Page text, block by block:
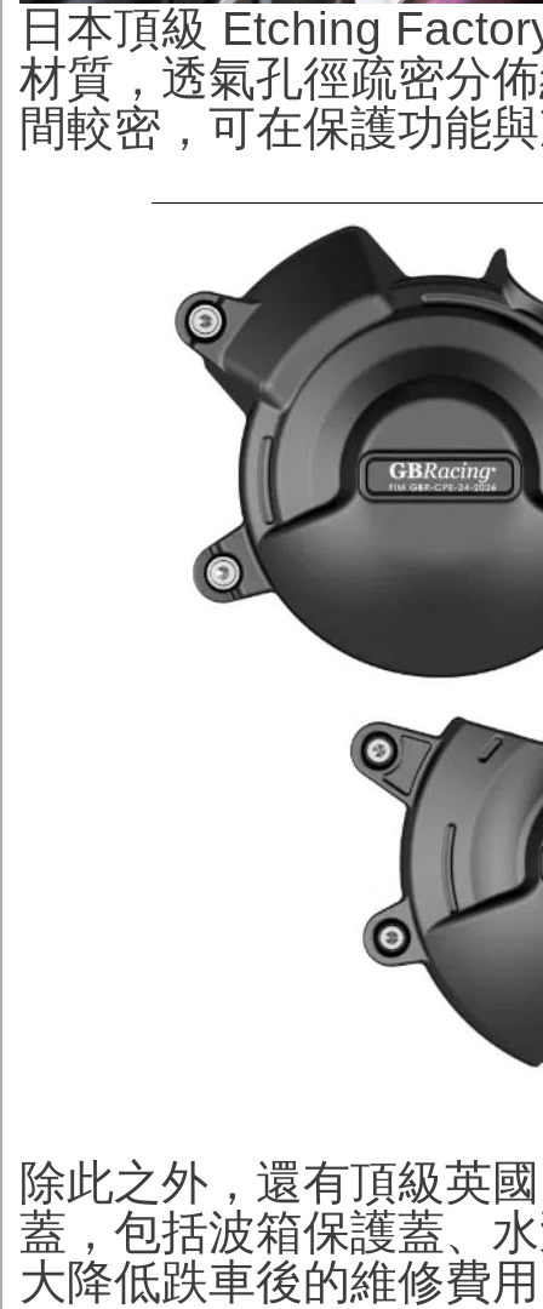
日本頂級 Etching
材質，透氣孔徑疏密分
間較密，可在保護功能
除此之外，還有頂級英
蓋，包括波箱保護蓋、
大降低跌車後的維修費